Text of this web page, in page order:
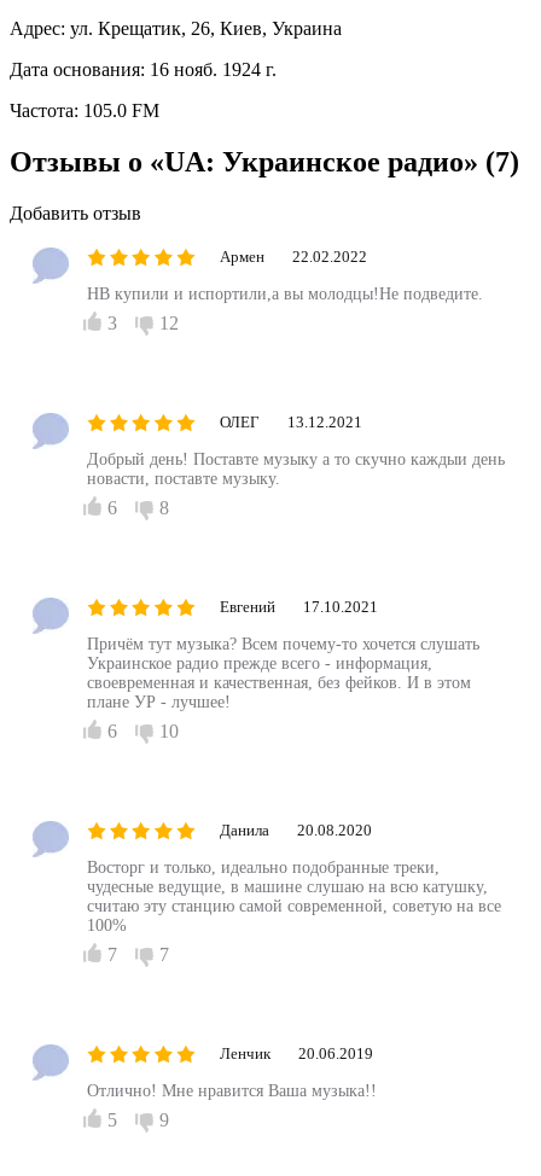
Адрес: ул. Крещатик, 26, Киев, Украина
Дата основания: 16 нояб. 1924 г.
Частота: 105.0 FM
Отзывы о «UA: Украинское радио» (7)
Добавить отзыв
Армен 22.02.2022
НВ купили и испортили,а вы молодцы!Не подведите.
3 12
ОЛЕГ 13.12.2021
Добрый день! Поставте музыку а то скучно каждыи день
новасти, поставте музыку.
6 8
Евгений 17.10.2021
Причём тут музыка? Всем почему-то хочется слушать
Украинское радио прежде всего - информация,
своевременная и качественная, без фейков. И в этом
плане УР - лучшее!
6 10
Данила 20.08.2020
Восторг и только, идеально подобранные треки,
чудесные ведущие, в машине слушаю на всю катушку,
считаю эту станцию самой современной, советую на все
100%
7 7
Ленчик 20.06.2019
Отлично! Мне нравится Ваша музыка!!
5 9